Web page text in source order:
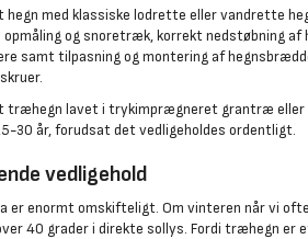
med klassiske lodrette eller vandrette
og snoretræk, korrekt nedstøbning af
samt tilpasning og montering af
træhegn lavet i trykimprægneret grantræ
30 år, forudsat det vedligeholdes ordentligt.
vedligehold
er enormt omskifteligt. Om vinteren når vi
40 grader i direkte sollys. Fordi træhegn er